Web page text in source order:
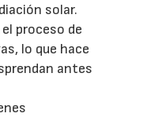
solar.
proceso de
lo que hace
antes